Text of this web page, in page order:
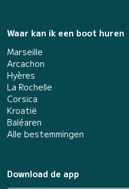
Waar kan ik een boot huren
Marseille
Arcachon
Hyères
La Rochelle
Corsica
Kroatië
Baléaren
Alle bestemmingen
Download de app